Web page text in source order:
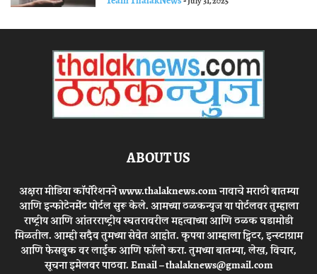
ABOUT US
अक्षरा मीडिया कॉर्पोरेशनने www.thalaknews.com नावाचे मराठी बातम्या
आणि इन्फोटेनमेंट पोर्टल सुरू केले. आमच्या ठळकन्युज या पोर्टलवर तुम्हाला
राष्ट्रीय आणि आंतरराष्ट्रीय स्घतरावरील महत्वाच्या आणि ठळक घडामोडी
मिळतील. आम्ही सदैव तुमच्या सेवेत आहोत. कृपया आम्हाला ट्विटर, इन्स्टाग्राम
आणि फेसबुक वर लाईक आणि फॉलो करा. तुमच्या बातम्या, लेख, विचार,
सूचना इमेलवर पाठवा. Email – thalaknews@gmail.com